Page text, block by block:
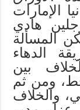
الإمارات
هادي
المسألة
الدهاء
بين
ومن ثم
والخلاف